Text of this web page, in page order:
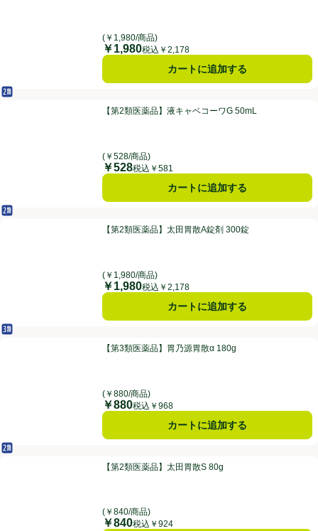
(￥1,980/商品)
価格
￥1,980税込￥2,178
カートに追加する
【第2類医薬品】液キャベコーワG 50mL
第2類医薬品
【第2類医薬品】液キャベコーワG 50mL
(￥528/商品)
価格
￥528税込￥581
カートに追加する
【第2類医薬品】太田胃散A錠剤 300錠
第2類医薬品
【第2類医薬品】太田胃散A錠剤 300錠
(￥1,980/商品)
価格
￥1,980税込￥2,178
カートに追加する
【第3類医薬品】胃乃源胃散α 180g
第3類医薬品
【第3類医薬品】胃乃源胃散α 180g
(￥880/商品)
価格
￥880税込￥968
カートに追加する
【第2類医薬品】太田胃散S 80g
第2類医薬品
【第2類医薬品】太田胃散S 80g
(￥840/商品)
価格
￥840税込￥924